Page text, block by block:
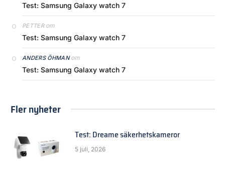
Test: Samsung Galaxy watch 7
PETTERom
Test: Samsung Galaxy watch 7
ANDERS ÖHMANom
Test: Samsung Galaxy watch 7
Fler nyheter
Test: Dreame säkerhetskameror
5 juli, 2026